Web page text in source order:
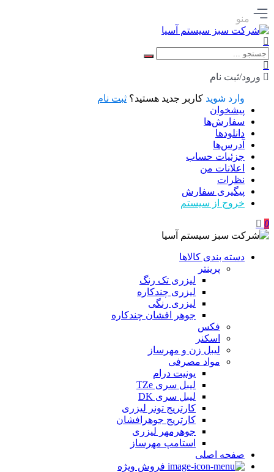
منو
ورود/ثبت نام
وارد شوید کاربر جدید هستید؟ ثبت نام
پیشخوان
سفارش‌ها
دانلودها
آدرس‌ها
جزئیات حساب
اعلانات من
نظرات
پیگیری سفارش
خروج از سیستم
0
دسته بندی کالاها
پرینتر
لیزری تک رنگ
لیزری چندکاره
لیزری رنگی
جوهر افشان چندکاره
فکس
اسکنر
لیبل زن و مهرساز
مواد مصرفی
یونیت درام
لیبل سری TZe
لیبل سری DK
کارتریج تونر لیزری
کارتریج جوهرافشان
جوهرمهر لیزری
استامپ مهرساز
صفحه اصلی
فروش ویژه